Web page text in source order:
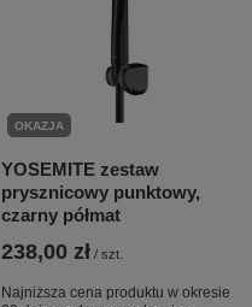
OKAZJA
YOSEMITE zestaw
prysznicowy punktowy,
czarny półmat
238,00 zł / szt.
Najniższa cena produktu w okresie